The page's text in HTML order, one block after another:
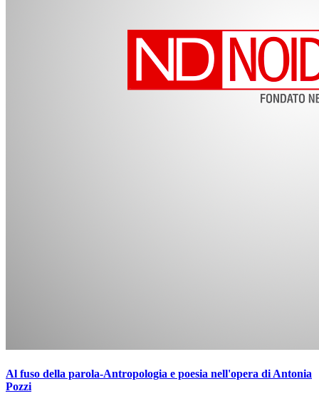
Al fuso della parola-Antropologia e poesia nell'opera di Antonia
Pozzi